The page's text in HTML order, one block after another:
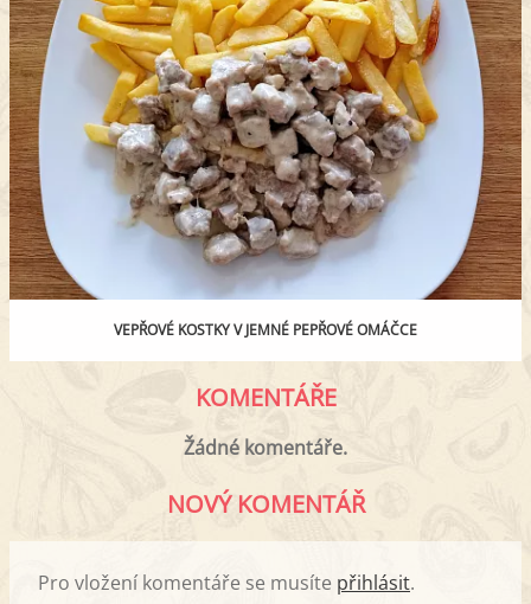
VEPŘOVÉ KOSTKY V JEMNÉ PEPŘOVÉ OMÁČCE
KOMENTÁŘE
Žádné komentáře.
NOVÝ KOMENTÁŘ
Pro vložení komentáře se musíte přihlásit.